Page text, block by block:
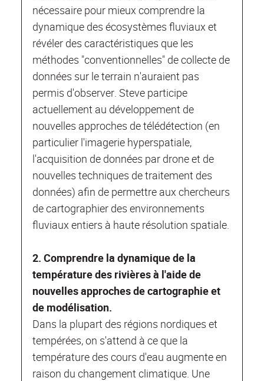
nécessaire pour mieux comprendre la
dynamique des écosystèmes fluviaux et
révéler des caractéristiques que les
méthodes "conventionnelles" de collecte de
données sur le terrain n'auraient pas
permis d'observer. Steve participe
actuellement au développement de
nouvelles approches de télédétection (en
particulier l'imagerie hyperspatiale,
l'acquisition de données par drone et de
nouvelles techniques de traitement des
données) afin de permettre aux chercheurs
de cartographier des environnements
fluviaux entiers à haute résolution spatiale.
2. Comprendre la dynamique de la
température des rivières à l'aide de
nouvelles approches de cartographie et
de modélisation.
Dans la plupart des régions nordiques et
tempérées, on s'attend à ce que la
température des cours d'eau augmente en
raison du changement climatique. Une